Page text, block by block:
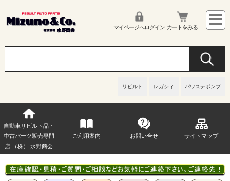
リビルト レガシィ パワステポンプ
マイページへログイン カートをみる
自動車リビルト品・
中古パーツ販売専門
店 （株） 水野商会
ご利用案内 お問い合せ サイトマップ